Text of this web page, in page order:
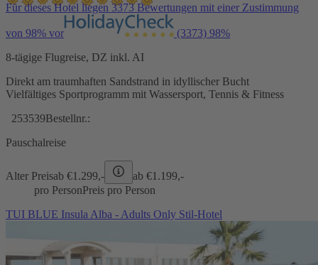
Für dieses Hotel liegen 3373 Bewertungen mit einer Zustimmung
von 98% vor (3373) 98%
8-tägige Flugreise, DZ inkl. AI
Direkt am traumhaften Sandstrand in idyllischer Bucht
Vielfältiges Sportprogramm mit Wassersport, Tennis & Fitness
253539Bestellnr.:
Pauschalreise
Alter Preisab €1.299,- ab €1.199,-
pro PersonPreis pro Person
TUI BLUE Insula Alba - Adults Only Stil-Hotel